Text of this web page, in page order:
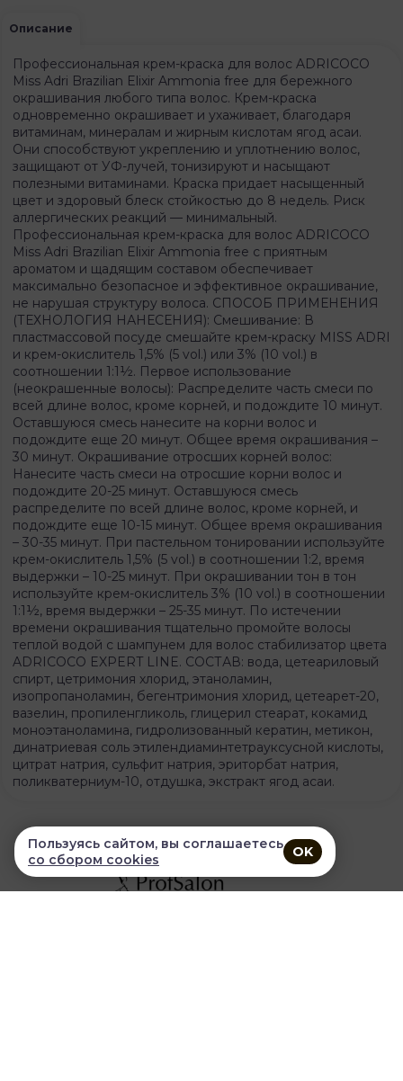
Описание
Профессиональная крем-краска для волос ADRICOCO
Miss Adri Brazilian Elixir Ammonia free для бережного
окрашивания любого типа волос. Крем-краска
одновременно окрашивает и ухаживает, благодаря
витаминам, минералам и жирным кислотам ягод асаи.
Они способствуют укреплению и уплотнению волос,
защищают от УФ-лучей, тонизируют и насыщают
полезными витаминами. Краска придает насыщенный
цвет и здоровый блеск стойкостью до 8 недель. Риск
аллергических реакций — минимальный.
Профессиональная крем-краска для волос ADRICOCO
Miss Adri Brazilian Elixir Ammonia free с приятным
ароматом и щадящим составом обеспечивает
максимально безопасное и эффективное окрашивание,
не нарушая структуру волоса. СПОСОБ ПРИМЕНЕНИЯ
(ТЕХНОЛОГИЯ НАНЕСЕНИЯ): Смешивание: В
пластмассовой посуде смешайте крем-краску MISS ADRI
и крем-окислитель 1,5% (5 vol.) или 3% (10 vol.) в
соотношении 1:1½. Первое использование
(неокрашенные волосы): Распределите часть смеси по
всей длине волос, кроме корней, и подождите 10 минут.
Оставшуюся смесь нанесите на корни волос и
подождите еще 20 минут. Общее время окрашивания –
30 минут. Окрашивание отросших корней волос:
Нанесите часть смеси на отросшие корни волос и
подождите 20-25 минут. Оставшуюся смесь
распределите по всей длине волос, кроме корней, и
подождите еще 10-15 минут. Общее время окрашивания
– 30-35 минут. При пастельном тонировании используйте
крем-окислитель 1,5% (5 vol.) в соотношении 1:2, время
выдержки – 10-25 минут. При окрашивании тон в тон
используйте крем-окислитель 3% (10 vol.) в соотношении
1:1½, время выдержки – 25-35 минут. По истечении
времени окрашивания тщательно промойте волосы
теплой водой с шампунем для волос стабилизатор цвета
ADRICOCO EXPERT LINE. СОСТАВ: вода, цетеариловый
спирт, цетримония хлорид, этаноламин,
изопропаноламин, бегентримония хлорид, цетеарет-20,
вазелин, пропиленгликоль, глицерил стеарат, кокамид
моноэтаноламина, гидролизованный кератин, метикон,
динатриевая соль этилендиаминтетрауксусной кислоты,
цитрат натрия, сульфит натрия, эриторбат натрия,
поликватерниум-10, отдушка, экстракт ягод асаи.
Пользуясь сайтом, вы соглашаетесь
со сбором cookies
OK